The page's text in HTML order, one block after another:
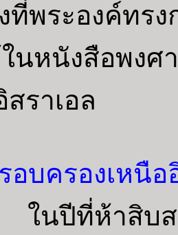
ที่พระองค์ทร
นหนังสือพงศ
ราเอล
อบครองเหนื
นปีที่ห้าสิบสอ